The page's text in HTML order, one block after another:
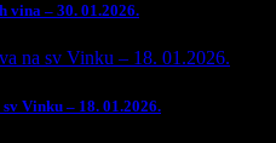
vina – 30. 01.2026.
Vinku – 18. 01.2026.